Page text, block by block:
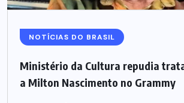
NOTÍCIAS DO BRASIL
Ministério da Cultura repudia
a Milton Nascimento no Grammy